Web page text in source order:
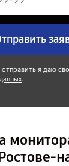
я даю
.